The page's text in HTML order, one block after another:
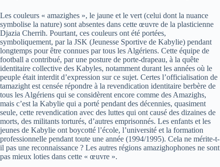
Les couleurs « amazighes », le jaune et le vert (celui dont la nuance
symbolise la nature) sont absentes dans cette œuvre de la plasticienne
Djazia Cherrih. Pourtant, ces couleurs ont été portées,
symboliquement, par la JSK (Jeunesse Sportive de Kabylie) pendant
longtemps pour être connues par tous les Algériens. Cette équipe de
football a contribué, par une posture de porte-drapeau, à la quête
identitaire collective des Kabyles, notamment durant les années où le
peuple était interdit d’expression sur ce sujet. Certes l’officialisation de
tamazight est censée répondre à la revendication identitaire berbère de
tous les Algériens qui se considèrent encore comme des Amazighs,
mais c’est la Kabylie qui a porté pendant des décennies, quasiment
seule, cette revendication avec des luttes qui ont causé des dizaines de
morts, des militants torturés, d’autres emprisonnés. Les enfants et les
jeunes de Kabylie ont boycotté l’école, l’université et la formation
professionnelle pendant toute une année (1994/1995). Cela ne mérite-t-
il pas une reconnaissance ? Les autres régions amazighophones ne sont
pas mieux loties dans cette « œuvre ».